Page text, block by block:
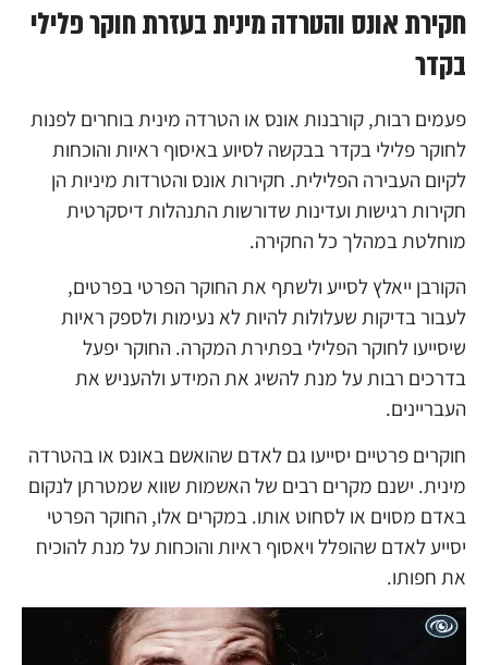
חקירת אונס והטרדה מינית בעזרת חוקר פלילי
בקדר
פעמים רבות, קורבנות אונס או הטרדה מינית בוחרים לפנות
לחוקר פלילי בקדר בבקשה לסיוע באיסוף ראיות והוכחות
לקיום העבירה הפלילית. חקירות אונס והטרדות מיניות הן
חקירות רגישות ועדינות שדורשות התנהלות דיסקרטית
מוחלטת במהלך כל החקירה.
הקורבן ייאלץ לסייע ולשתף את החוקר הפרטי בפרטים,
לעבור בדיקות שעלולות להיות לא נעימות ולספק ראיות
שיסייעו לחוקר הפלילי בפתירת המקרה. החוקר יפעל
בדרכים רבות על מנת להשיג את המידע ולהעניש את
העבריינים.
חוקרים פרטיים יסייעו גם לאדם שהואשם באונס או בהטרדה
מינית. ישנם מקרים רבים של האשמות שווא שמטרתן לנקום
באדם מסוים או לסחוט אותו. במקרים אלו, החוקר הפרטי
יסייע לאדם שהופלל ויאסוף ראיות והוכחות על מנת להוכיח
את חפותו.